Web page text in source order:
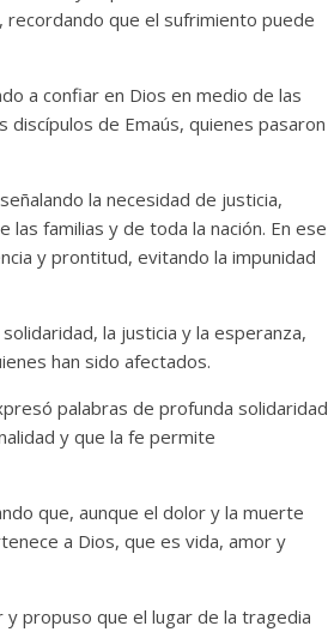
recordando que el sufrimiento puede
a confiar en Dios en medio de las
de Emaús, quienes pasaron
la necesidad de justicia,
familias y de toda la nación. En ese
y prontitud, evitando la impunidad
la justicia y la esperanza,
han sido afectados.
palabras de profunda solidaridad
y que la fe permite
que, aunque el dolor y la muerte
a Dios, que es vida, amor y
propuso que el lugar de la tragedia